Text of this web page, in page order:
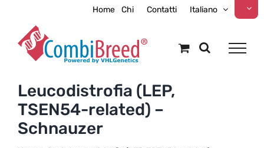
content
Home Chi Contatti Italiano
Leucodistrofia (LEP,
TSEN54-related) –
Schnauzer